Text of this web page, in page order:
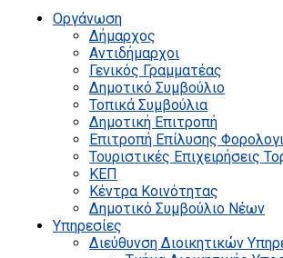
Οργάνωση
Δήμαρχος
Αντιδήμαρχοι
Γενικός Γραμματέας
Δημοτικό Συμβούλιο
Τοπικά Συμβούλια
Δημοτική Επιτροπή
Επιτροπή Επίλυσης
Τουριστικές Επιχειρήσεις
ΚΕΠ
Κέντρα Κοινότητας
Δημοτικό Συμβούλιο Νέων
Υπηρεσίες
Διεύθυνση Διοικητικών